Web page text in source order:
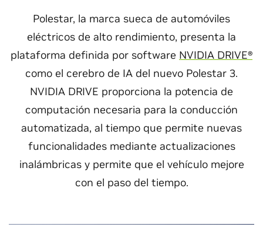
Polestar, la marca sueca de automóviles
eléctricos de alto rendimiento, presenta la
plataforma definida por software NVIDIA DRIVE®
como el cerebro de IA del nuevo Polestar 3.
NVIDIA DRIVE proporciona la potencia de
computación necesaria para la conducción
automatizada, al tiempo que permite nuevas
funcionalidades mediante actualizaciones
inalámbricas y permite que el vehículo mejore
con el paso del tiempo.